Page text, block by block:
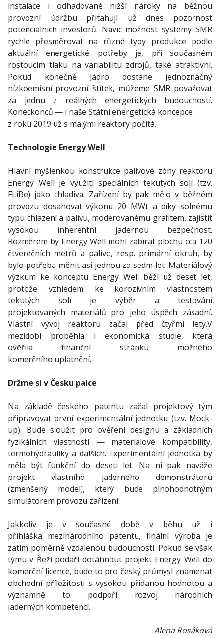
instalace i odhadované nižší nároky na běžnou
provozní údržbu přitahují už dnes pozornost
potenciálních investorů. Navíc možnost systémy SMR
rychle přesměrovat na různé typy produkce podle
aktuální energetické potřeby je, při současném
rostoucím tlaku na variabilitu zdrojů, také atraktivní.
Pokud konečně jádro dostane jednoznačný
nízkoemisní provozní štítek, můžeme SMR považovat
za jednu z reálných energetických budoucností.
Koneckonců — i naše Státní energetická koncepce
z roku 2019 už s malými reaktory počítá.
Technologie Energy Well
Hlavní myšlenkou konstrukce palivové zóny reaktoru
Energy Well je využití speciálních tekutých solí (tzv.
FLiBe) jako chladiva. Zařízení by pak mělo v běžném
provozu dosahovat výkonu 20 MWt a díky solnému
typu chlazení a palivu, moderovanému grafitem, zajistit
vysokou inherentní jadernou bezpečnost.
Rozměrem by Energy Well mohl zabírat plochu cca 120
čtverečních metrů a palivo, resp. primární okruh, by
bylo potřeba měnit asi jednou za sedm let. Materiálový
výzkum ke konceptu Energy Well běží už deset let,
protože vzhledem ke korozivním vlastnostem
tekutých solí je výběr a testování
projektovaných materiálů pro jeho úspěch zásadní.
Vlastní vývoj reaktoru začal před čtyřmi lety.V
mezidobí proběhla i ekonomická studie, která
ověřila finanční stránku možného
komerčního uplatnění.
Držme si v Česku palce
Na základě českého patentu začal projektový tým
připravovat první experimentální jednotku (tzv. Mock-
up). Bude sloužit pro ověření designu a základních
fyzikálních vlastností — materiálové kompatibility,
termohydrauliky a dalších. Experimentální jednotka by
měla být funkční do deseti let. Na ni pak naváže
projekt vlastního jaderného demonstrátoru
(zmenšený model), který bude plnohodnotným
simulátorem provozu zařízení.
Jakkoliv je v současné době v běhu už i
přihláška mezinárodního patentu, finální výroba je
zatím poměrně vzdálenou budoucností. Pokud se však
týmu v Řeži podaří dotáhnout projekt Energy Well do
komerční licence, bude to pro český průmysl znamenat
obchodní příležitosti s vysokou přidanou hodnotou a
významně to podpoří rozvoj národních
jaderných kompetencí.
Alena Rosáková